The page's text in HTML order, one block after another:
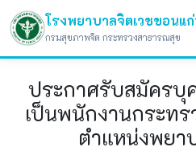
โรงพยาบาลจิตเวชขอนแ
กรมสุขภาพจิต กระทรวงสาธารณสุข
ประกาศรับสมัครบุ
เป็นพนักงานกระท
ตำแหน่งพยา